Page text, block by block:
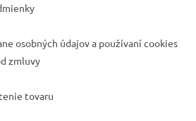
osobných údajov a používaní cookies
zmluvy
tovaru